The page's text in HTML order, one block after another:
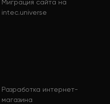
Миграция сайта на
intec.universe
Разработка интернет-
магазина